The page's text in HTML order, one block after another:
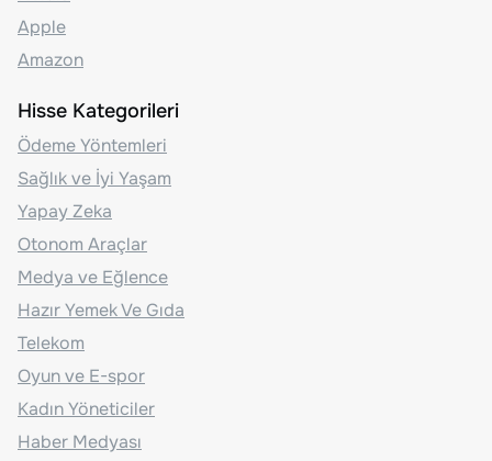
Apple
Amazon
Hisse Kategorileri
Ödeme Yöntemleri
Sağlık ve İyi Yaşam
Yapay Zeka
Otonom Araçlar
Medya ve Eğlence
Hazır Yemek Ve Gıda
Telekom
Oyun ve E-spor
Kadın Yöneticiler
Haber Medyası